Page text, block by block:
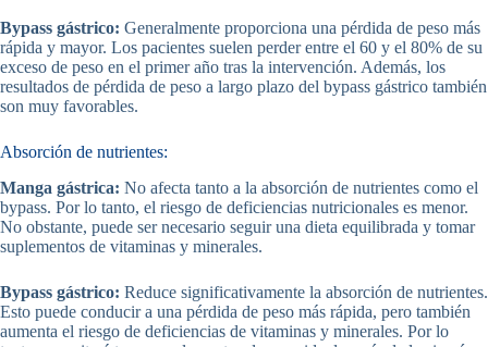
Bypass gástrico: Generalmente proporciona una pérdida de peso más
rápida y mayor. Los pacientes suelen perder entre el 60 y el 80% de su
exceso de peso en el primer año tras la intervención. Además, los
resultados de pérdida de peso a largo plazo del bypass gástrico también
son muy favorables.
Absorción de nutrientes:
Manga gástrica: No afecta tanto a la absorción de nutrientes como el
bypass. Por lo tanto, el riesgo de deficiencias nutricionales es menor.
No obstante, puede ser necesario seguir una dieta equilibrada y tomar
suplementos de vitaminas y minerales.
Bypass gástrico: Reduce significativamente la absorción de nutrientes.
Esto puede conducir a una pérdida de peso más rápida, pero también
aumenta el riesgo de deficiencias de vitaminas y minerales. Por lo